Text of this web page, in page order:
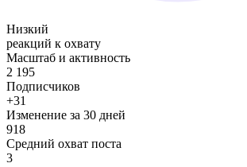
Низкий
реакций к охвату
Масштаб и активность
2 195
Подписчиков
+31
Изменение за 30 дней
918
Средний охват поста
3